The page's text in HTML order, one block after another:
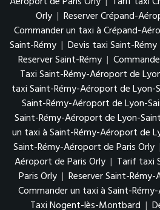
Orly | Reserver Crépand-
Commander un taxi à Crépand-
Saint-Rémy | Devis taxi Saint-Rémy
Reserver Saint-Rémy |
Taxi Saint-Rémy-Aéroport de
taxi Saint-Rémy-Aéroport de Lyon-
Saint-Rémy-Aéroport de Lyon-
Saint-Rémy-Aéroport de Lyon-
un taxi à Saint-Rémy-Aéroport de
Saint-Rémy-Aéroport de Paris Orly |
Aéroport de Paris Orly | Tarif taxi
Paris Orly | Reserver Saint-
Commander un taxi à Saint-
Taxi Nogent-lès-Montbard |